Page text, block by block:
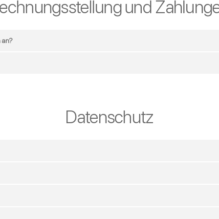
und
an?
Datenschutz